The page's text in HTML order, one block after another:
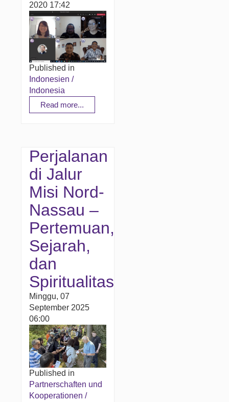
2020 17:42
Published in
Indonesien /
Indonesia
Read more...
Perjalanan
di Jalur
Misi Nord-
Nassau –
Pertemuan,
Sejarah,
dan
Spiritualitas
Minggu, 07
September 2025
06:00
Published in
Partnerschaften und
Kooperationen /